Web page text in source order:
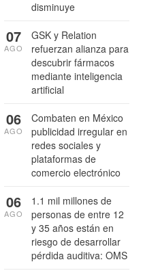
disminuye
GSK y Relation
refuerzan alianza para
descubrir fármacos
mediante inteligencia
artificial
07
AGO
Combaten en México
publicidad irregular en
redes sociales y
plataformas de
comercio electrónico
06
AGO
1.1 mil millones de
personas de entre 12
y 35 años están en
riesgo de desarrollar
pérdida auditiva: OMS
06
AGO